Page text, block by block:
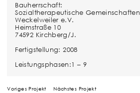
Bauherrschaft:
Sozialtherapeutische Gemeinschaften
Weckelweiler e.V.
Heimstraße 10
74592 Kirchberg/J.
Fertigstellung: 2008
Leistungsphasen:1 – 9
Voriges Projekt Nächstes Projekt